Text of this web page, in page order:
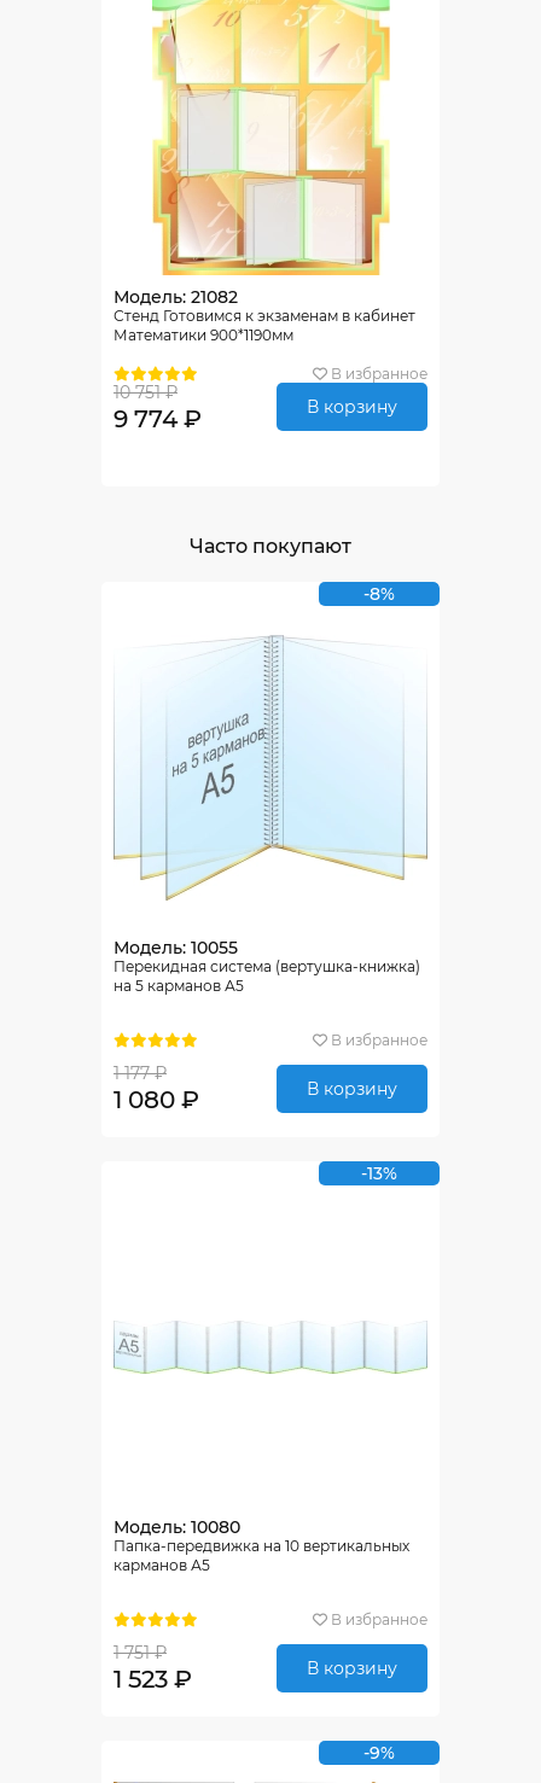
Модель: 21082
Стенд Готовимся к экзаменам в кабинет
Математики 900*1190мм
В избранное
10 751 ₽
9 774 ₽ В корзину
Часто покупают
-8%
Модель: 10055
Перекидная система (вертушка-книжка)
на 5 карманов А5
В избранное
1 177 ₽
1 080 ₽ В корзину
-13%
Модель: 10080
Папка-передвижка на 10 вертикальных
карманов А5
В избранное
1 751 ₽
1 523 ₽ В корзину
-9%